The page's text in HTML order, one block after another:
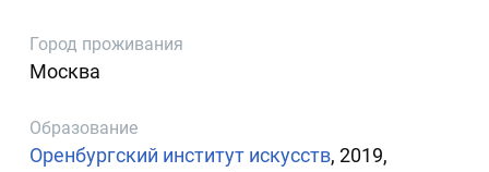
Город проживания
Москва
Образование
Оренбургский институт искусств, 2019,